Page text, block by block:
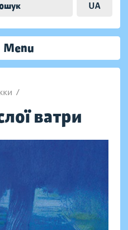
UA
Menu
/
ватри